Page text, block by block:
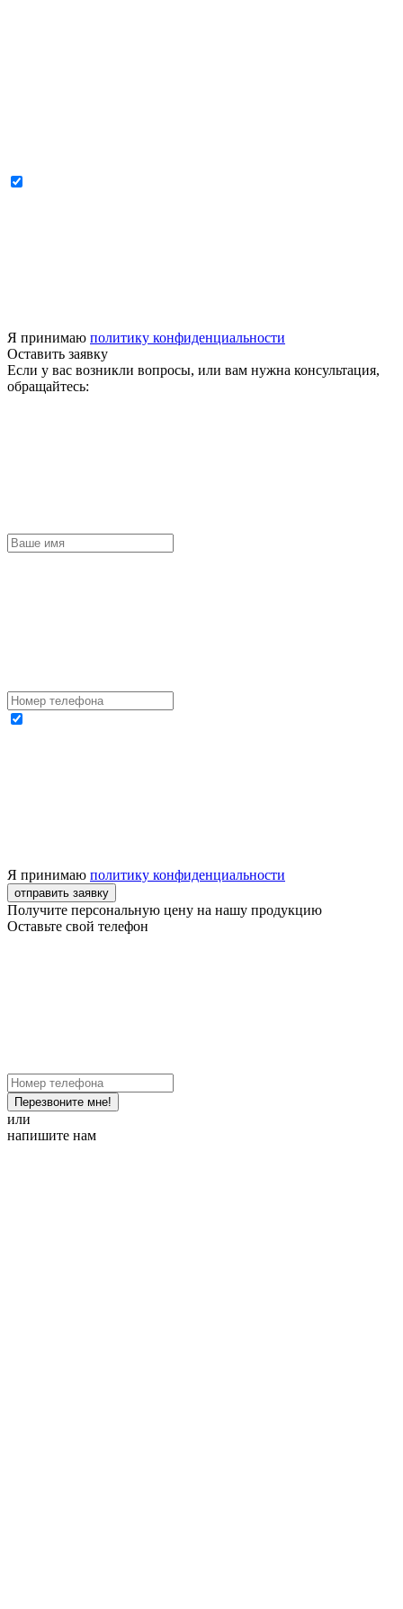
Я принимаю политику конфиденциальности
Оставить заявку
Если у вас возникли вопросы, или вам нужна консультация,
обращайтесь:
Я принимаю политику конфиденциальности
отправить заявку
Получите персональную цену на нашу продукцию
Оставьте свой телефон
Перезвоните мне!
или
напишите нам